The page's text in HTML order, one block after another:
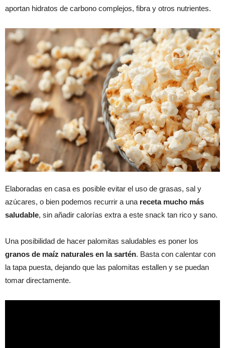
aportan hidratos de carbono complejos, fibra y otros nutrientes.
Elaboradas en casa es posible evitar el uso de grasas, sal y
azúcares, o bien podemos recurrir a una receta mucho más
saludable, sin añadir calorías extra a este snack tan rico y sano.
Una posibilidad de hacer palomitas saludables es poner los
granos de maíz naturales en la sartén. Basta con calentar con
la tapa puesta, dejando que las palomitas estallen y se puedan
tomar directamente.